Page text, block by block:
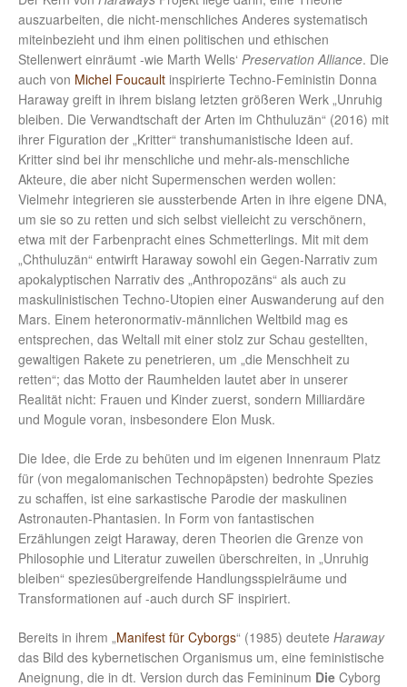
auszuarbeiten, die nicht-menschliches Anderes systematisch
miteinbezieht und ihm einen politischen und ethischen
Stellenwert einräumt -wie Marth Wells‘ Preservation Alliance. Die
auch von Michel Foucault inspirierte Techno-Feministin Donna
Haraway greift in ihrem bislang letzten größeren Werk „Unruhig
bleiben. Die Verwandtschaft der Arten im Chthuluzän“ (2016) mit
ihrer Figuration der „Kritter“ transhumanistische Ideen auf.
Kritter sind bei ihr menschliche und mehr-als-menschliche
Akteure, die aber nicht Supermenschen werden wollen:
Vielmehr integrieren sie aussterbende Arten in ihre eigene DNA,
um sie so zu retten und sich selbst vielleicht zu verschönern,
etwa mit der Farbenpracht eines Schmetterlings. Mit mit dem
„Chthuluzän“ entwirft Haraway sowohl ein Gegen-Narrativ zum
apokalyptischen Narrativ des „Anthropozäns“ als auch zu
maskulinistischen Techno-Utopien einer Auswanderung auf den
Mars. Einem heteronormativ-männlichen Weltbild mag es
entsprechen, das Weltall mit einer stolz zur Schau gestellten,
gewaltigen Rakete zu penetrieren, um „die Menschheit zu
retten“; das Motto der Raumhelden lautet aber in unserer
Realität nicht: Frauen und Kinder zuerst, sondern Milliardäre
und Mogule voran, insbesondere Elon Musk.
Die Idee, die Erde zu behüten und im eigenen Innenraum Platz
für (von megalomanischen Technopäpsten) bedrohte Spezies
zu schaffen, ist eine sarkastische Parodie der maskulinen
Astronauten-Phantasien. In Form von fantastischen
Erzählungen zeigt Haraway, deren Theorien die Grenze von
Philosophie und Literatur zuweilen überschreiten, in „Unruhig
bleiben“ speziesübergreifende Handlungsspielräume und
Transformationen auf -auch durch SF inspiriert.
Bereits in ihrem „Manifest für Cyborgs“ (1985) deutete Haraway
das Bild des kybernetischen Organismus um, eine feministische
Aneignung, die in dt. Version durch das Femininum Die Cyborg